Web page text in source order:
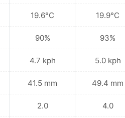
19.6°C
90%
4.7 kph
41.5 mm
2.0
19.9°C
93%
5.0 kph
49.4 mm
4.0